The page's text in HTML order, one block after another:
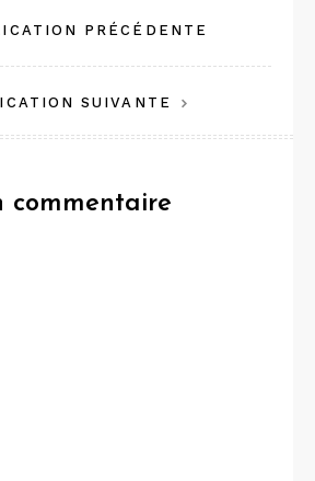
PRÉCÉDENTE
SUIVANTE
commentaire